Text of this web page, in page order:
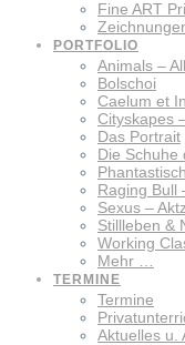
Fine ART
PORTFOLIO
Animals –
Bolschoi
Caelum et
Cityskapes
Das Portrait
Die Schuhe
Raging Bull
Sexus –
Stillleben &
Working
Mehr …
TERMINE
Termine
Aktuelles u.